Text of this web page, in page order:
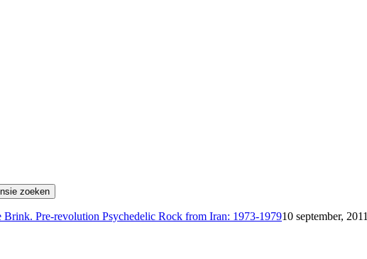
Pre-revolution Psychedelic Rock from Iran: 1973-197910 september, 2011